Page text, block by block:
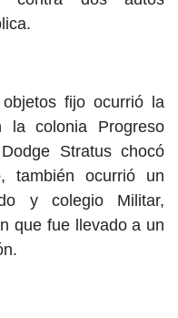
fijo ocurrió la
la colonia Progreso
Stratus chocó
también ocurrió un
y colegio Militar,
que fue llevado a un